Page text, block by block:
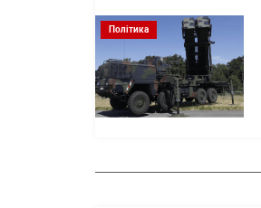
Політика